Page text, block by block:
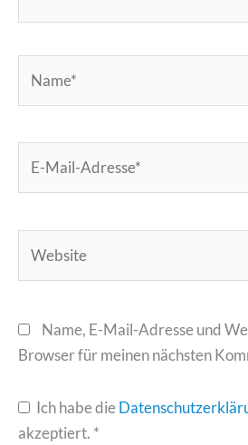
Mail-
Name, E-Mail-Adresse und
Browser für meinen nächsten
Ich habe die
akzeptiert. *